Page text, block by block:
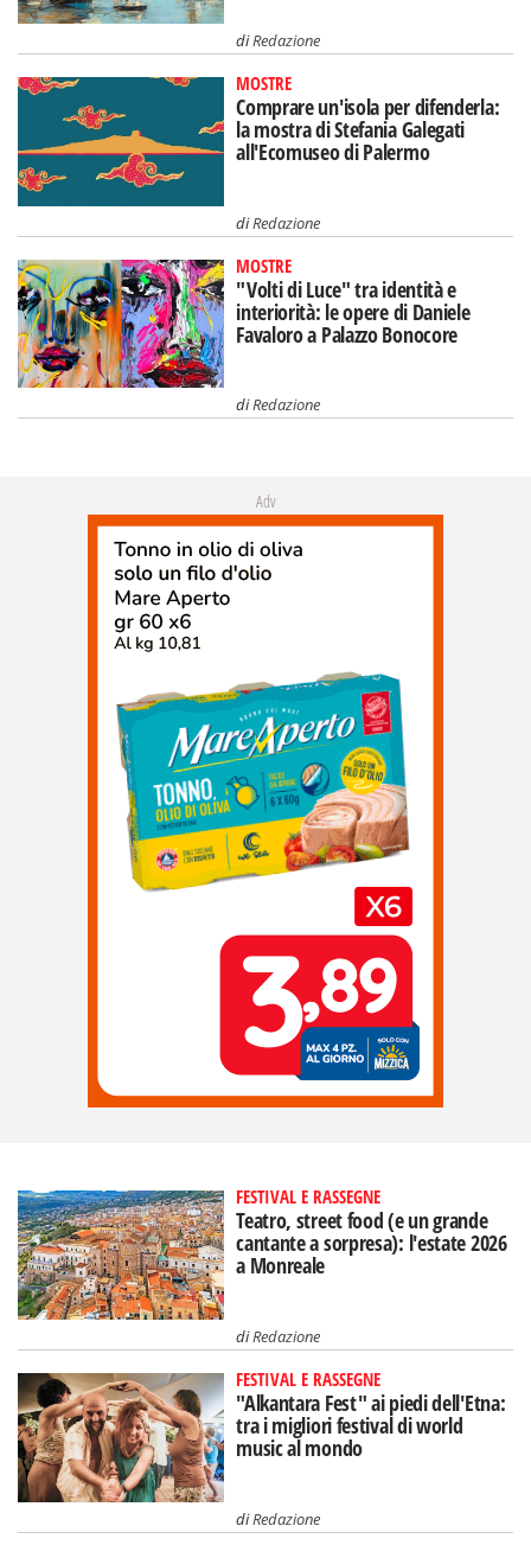
diRedazione
MOSTRE
Comprare un'isola per difenderla:
la mostra di Stefania Galegati
all'Ecomuseo di Palermo
diRedazione
MOSTRE
"Volti di Luce" tra identità e
interiorità: le opere di Daniele
Favaloro a Palazzo Bonocore
diRedazione
Adv
FESTIVAL E RASSEGNE
Teatro, street food (e un grande
cantante a sorpresa): l'estate 2026
a Monreale
diRedazione
FESTIVAL E RASSEGNE
"Alkantara Fest" ai piedi dell'Etna:
tra i migliori festival di world
music al mondo
diRedazione